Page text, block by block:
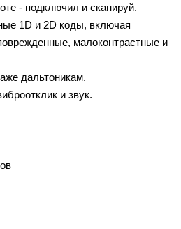
- подключил и сканируй.
1D и 2D коды, включая
малоконтрастные и
дальтоникам.
и звук.